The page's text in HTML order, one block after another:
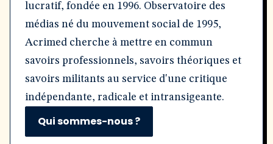
lucratif, fondée en 1996. Observatoire des
médias né du mouvement social de 1995,
Acrimed cherche à mettre en commun
savoirs professionnels, savoirs théoriques et
savoirs militants au service d'une critique
indépendante, radicale et intransigeante.
Qui sommes-nous ?